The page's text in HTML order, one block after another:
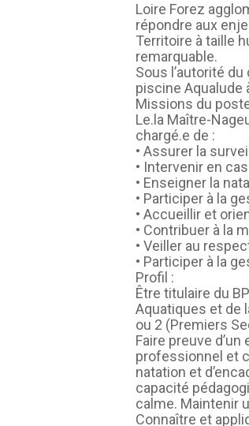
Loire Forez
répondre aux
Territoire à taille
remarquable.
Sous l’autorité
piscine Aqualude
Missions du
Le.la Maître-
chargé.e de :
• Assurer la
• Intervenir en
• Enseigner la
• Participer à la
• Accueillir et
• Contribuer à la
• Veiller au
• Participer à la
Profil :
Être titulaire du
Aquatiques et de
ou 2 (Premiers
Faire preuve
professionnel et
natation et
capacité
calme. Maintenir
Connaître et